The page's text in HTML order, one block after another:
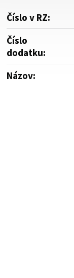
Číslo v RZ:
Číslo
dodatku:
Názov: